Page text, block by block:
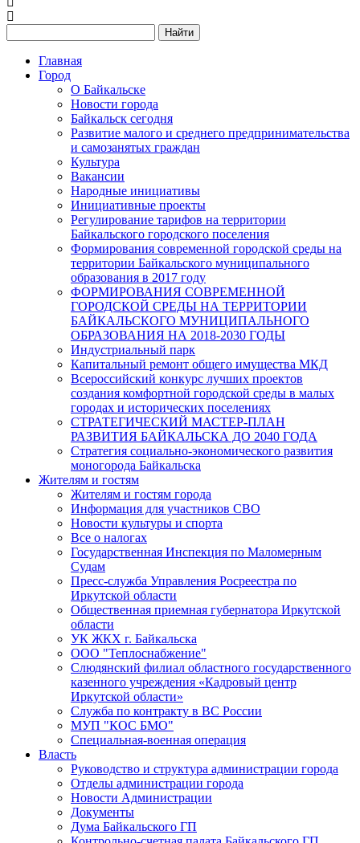
Найти
Главная
Город
О Байкальске
Новости города
Байкальск сегодня
Развитие малого и среднего предпринимательства
и самозанятых граждан
Культура
Вакансии
Народные инициативы
Инициативные проекты
Регулирование тарифов на территории
Байкальского городского поселения
Формирования современной городской среды на
территории Байкальского муниципального
образования в 2017 году
ФОРМИРОВАНИЯ СОВРЕМЕННОЙ
ГОРОДСКОЙ СРЕДЫ НА ТЕРРИТОРИИ
БАЙКАЛЬСКОГО МУНИЦИПАЛЬНОГО
ОБРАЗОВАНИЯ НА 2018-2030 ГОДЫ
Индустриальный парк
Капитальный ремонт общего имущества МКД
Всероссийский конкурс лучших проектов
создания комфортной городской среды в малых
городах и исторических поселениях
СТРАТЕГИЧЕСКИЙ МАСТЕР-ПЛАН
РАЗВИТИЯ БАЙКАЛЬСКА ДО 2040 ГОДА
Стратегия социально-экономического развития
моногорода Байкальска
Жителям и гостям
Жителям и гостям города
Информация для участников СВО
Новости культуры и спорта
Все о налогах
Государственная Инспекция по Маломерным
Судам
Пресс-служба Управления Росреестра по
Иркутской области
Общественная приемная губернатора Иркутской
области
УК ЖКХ г. Байкальска
ООО "Теплоснабжение"
Слюдянский филиал областного государственного
казенного учреждения «Кадровый центр
Иркутской области»
Служба по контракту в ВС России
МУП "КОС БМО"
Специальная-военная операция
Власть
Руководство и структура администрации города
Отделы администрации города
Новости Администрации
Документы
Дума Байкальского ГП